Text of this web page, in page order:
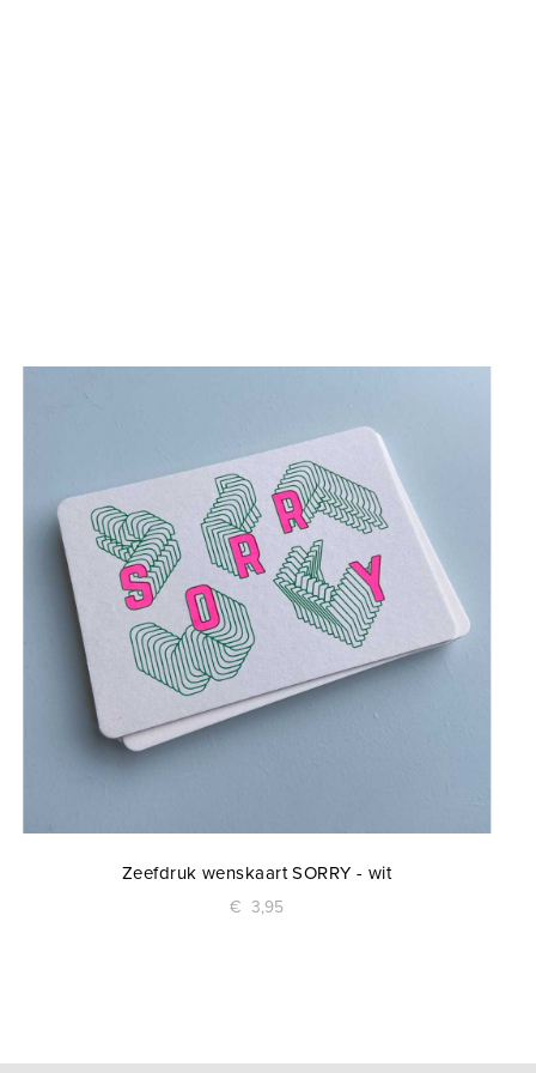
Zeefdruk wenskaart SORRY - wit
€ 3,95